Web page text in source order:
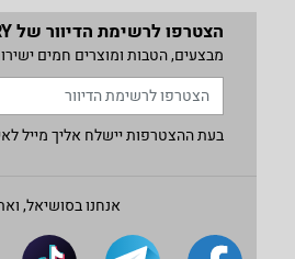
הצטרפו לרשימת הדיוור של IVORY
מבצעים, הטבות ומוצרים חמים
בעת ההצטרפות יישלח אליך מייל
אנחנו בסושיאל,